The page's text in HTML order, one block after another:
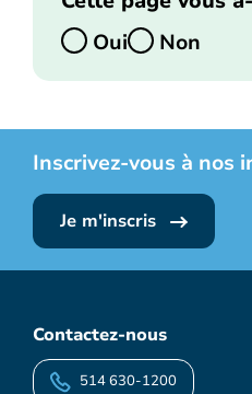
Oui
Non
Inscrivez-vous à nos
Je m'inscris
Contactez-nous
514 630-1200